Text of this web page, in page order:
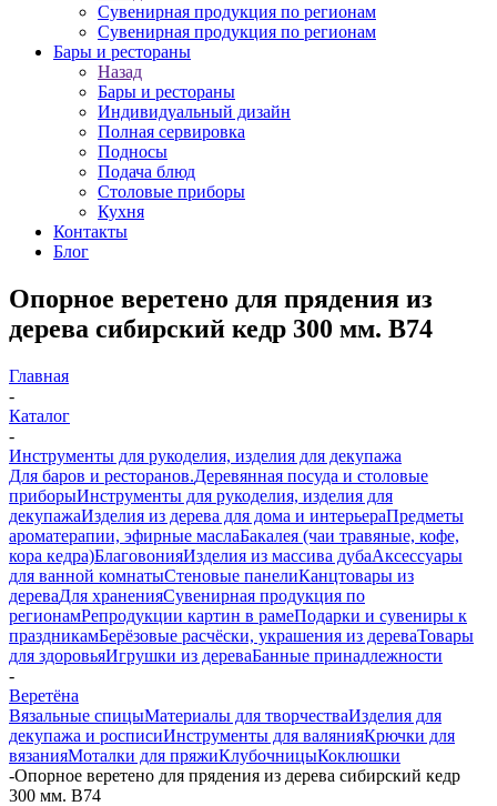
Сувенирная продукция по регионам
Сувенирная продукция по регионам
Бары и рестораны
Назад
Бары и рестораны
Индивидуальный дизайн
Полная сервировка
Подносы
Подача блюд
Столовые приборы
Кухня
Контакты
Блог
Опорное веретено для прядения из
дерева сибирский кедр 300 мм. B74
Главная
-
Каталог
-
Инструменты для рукоделия, изделия для декупажа
Для баров и ресторанов.Деревянная посуда и столовые
приборыИнструменты для рукоделия, изделия для
декупажаИзделия из дерева для дома и интерьераПредметы
ароматерапии, эфирные маслаБакалея (чаи травяные, кофе,
кора кедра)БлаговонияИзделия из массива дубаАксессуары
для ванной комнатыСтеновые панелиКанцтовары из
дереваДля храненияСувенирная продукция по
регионамРепродукции картин в рамеПодарки и сувениры к
праздникамБерёзовые расчёски, украшения из дереваТовары
для здоровьяИгрушки из дереваБанные принадлежности
-
Веретёна
Вязальные спицыМатериалы для творчестваИзделия для
декупажа и росписиИнструменты для валянияКрючки для
вязанияМоталки для пряжиКлубочницыКоклюшки
-Опорное веретено для прядения из дерева сибирский кедр
300 мм. B74